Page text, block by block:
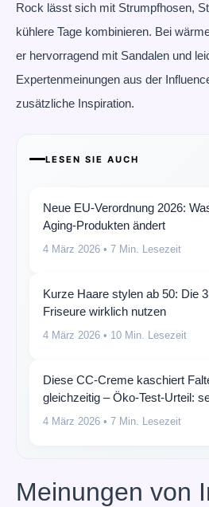
Rock lässt sich mit Strumpfhosen,
kühlere Tage kombinieren. Bei
er hervorragend mit Sandalen und
Expertenmeinungen aus der
zusätzliche Inspiration.
LESEN SIE AUCH
Neue EU-Verordnung 2026:
Aging-Produkten ändert
4 März 2026 • 7 Min. Lesezeit
Kurze Haare stylen ab 50: Die
Friseure wirklich nutzen
4 März 2026 • 10 Min. Lesezeit
Diese CC-Creme kaschiert
gleichzeitig – Öko-Test-Urteil:
4 März 2026 • 7 Min. Lesezeit
Meinungen von